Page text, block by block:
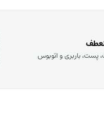
پست، باربری و اتوبوس